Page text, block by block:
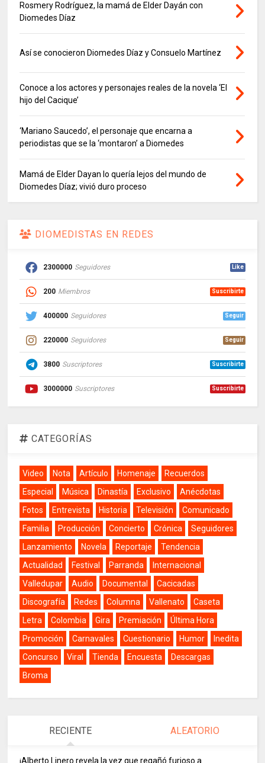
Rosmery Rodríguez, la mamá de Elder Dayán con
Diomedes Díaz
Así se conocieron Diomedes Díaz y Consuelo Martínez
Conoce a los actores y personajes reales de la novela ‘El
hijo del Cacique’
‘Mariano Saucedo’, el personaje que encarna a
periodistas que se la ‘montaron’ a Diomedes
Mamá de Elder Dayan lo quería lejos del mundo de
Diomedes Díaz; vivió duro proceso
DIOMEDISTAS EN REDES
2300000 Seguidores Like
200 Miembros Suscribirte
400000 Seguidores Seguir
220000 Seguidores Seguir
3800 Suscriptores Suscribirte
3000000 Suscriptores Suscribirte
CATEGORÍAS
Video Nota Artículo Homenaje
Recuerdos
Especial
Música Dinastía Exclusivo
Anécdotas
Fotos
Entrevista Historia Televisión
Comunicado
Familia
Producción Concierto Crónica
Seguidores
Lanzamiento
Novela Reportaje
Tendencia
Actualidad
Festival Parranda
Internacional
Valledupar
Audio Documental
Cacicadas
Discografía
Redes Columna Vallenato
Caseta
Letra
Colombia Gira Premiación
Última Hora
Promoción
Carnavales Cuestionario Humor
Inedita
Concurso
Viral Tienda Encuesta
Descargas
Broma
RECIENTE ALEATORIO
¡Alberto Linero revela la vez que regañó furioso a